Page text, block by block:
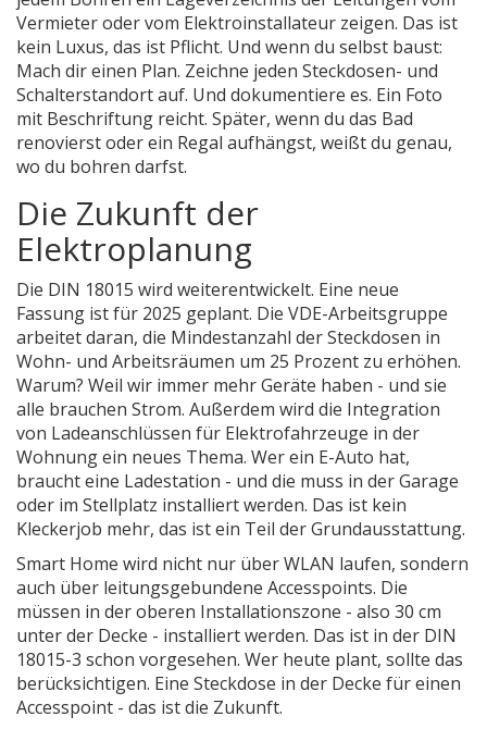
Vermieter oder vom Elektroinstallateur zeigen. Das ist
kein Luxus, das ist Pflicht. Und wenn du selbst baust:
Mach dir einen Plan. Zeichne jeden Steckdosen- und
Schalterstandort auf. Und dokumentiere es. Ein Foto
mit Beschriftung reicht. Später, wenn du das Bad
renovierst oder ein Regal aufhängst, weißt du genau,
wo du bohren darfst.
Die Zukunft der
Elektroplanung
Die DIN 18015 wird weiterentwickelt. Eine neue
Fassung ist für 2025 geplant. Die VDE-Arbeitsgruppe
arbeitet daran, die Mindestanzahl der Steckdosen in
Wohn- und Arbeitsräumen um 25 Prozent zu erhöhen.
Warum? Weil wir immer mehr Geräte haben - und sie
alle brauchen Strom. Außerdem wird die Integration
von Ladeanschlüssen für Elektrofahrzeuge in der
Wohnung ein neues Thema. Wer ein E-Auto hat,
braucht eine Ladestation - und die muss in der Garage
oder im Stellplatz installiert werden. Das ist kein
Kleckerjob mehr, das ist ein Teil der Grundausstattung.
Smart Home wird nicht nur über WLAN laufen, sondern
auch über leitungsgebundene Accesspoints. Die
müssen in der oberen Installationszone - also 30 cm
unter der Decke - installiert werden. Das ist in der DIN
18015-3 schon vorgesehen. Wer heute plant, sollte das
berücksichtigen. Eine Steckdose in der Decke für einen
Accesspoint - das ist die Zukunft.